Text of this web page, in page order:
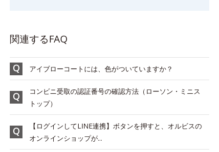
関連するFAQ
アイブローコートには、色がついていますか？
コンビニ受取の認証番号の確認方法（ローソン・ミニス
トップ）
【ログインしてLINE連携】ボタンを押すと、オルビスの
オンラインショップが...